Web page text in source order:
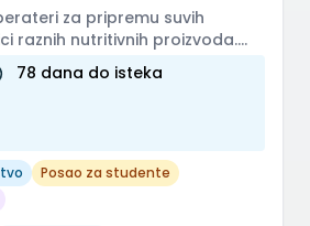
za pripremu suvih
raznih nutritivnih proizvoda.
odmera...
78 dana do isteka
Posao za studente